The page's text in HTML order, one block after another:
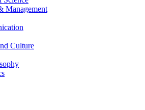
Management
Culture